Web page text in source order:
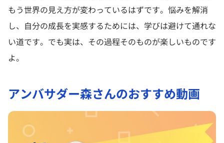
もう世界の見え方が変わっているはずです。悩みを解消
し、自分の成長を実感するためには、学びは避けて通れな
い道です。でも実は、その過程そのものが楽しいものです
よ。
アンバサダー森さんのおすすめ動画